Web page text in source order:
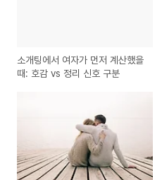
소개팅에서 여자가 먼저 계산했을
때: 호감 vs 정리 신호 구분